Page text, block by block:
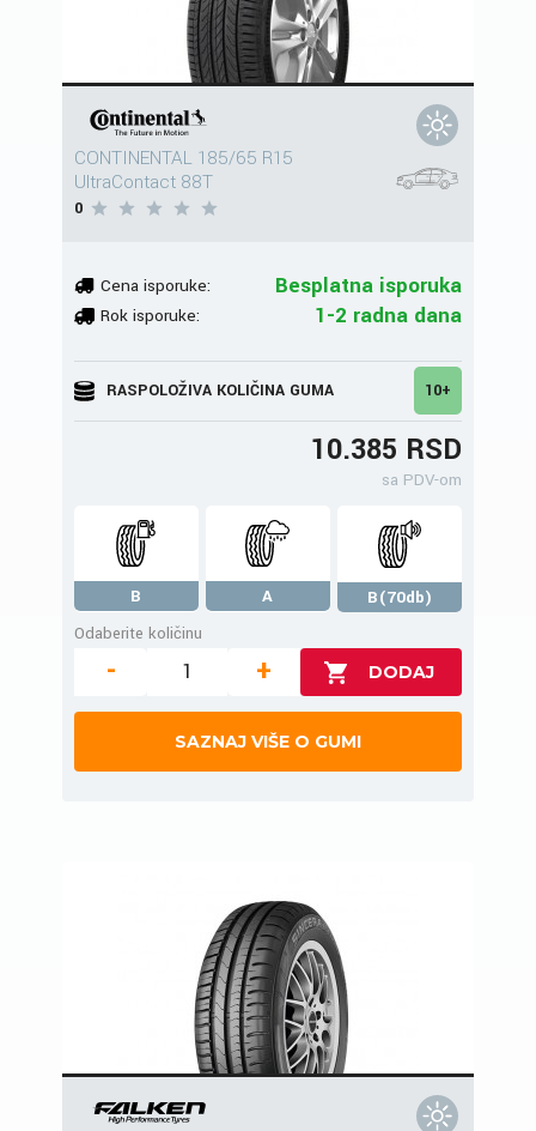
CONTINENTAL 185/65 R15
UltraContact 88T
0
Cena isporuke: Besplatna isporuka
Rok isporuke: 1-2 radna dana
RASPOLOŽIVA KOLIČINA GUMA 10+
10.385 RSD
sa PDV-om
B A
B(70db)
Odaberite količinu
- +
SAZNAJ VIŠE O GUMI